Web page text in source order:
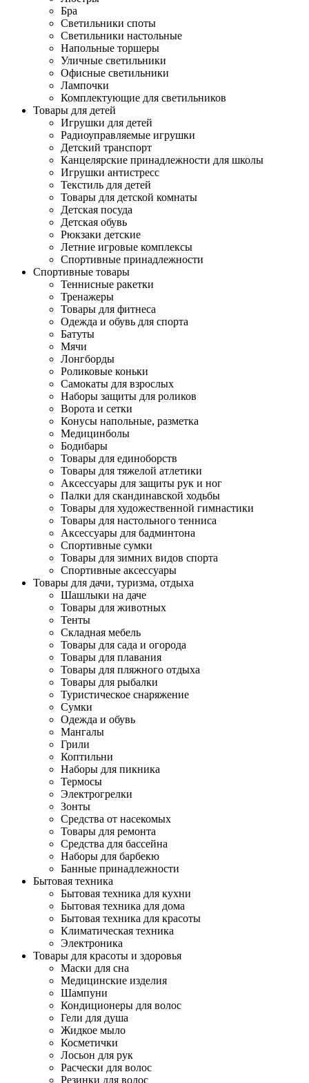
Бра
Светильники споты
Светильники настольные
Напольные торшеры
Уличные светильники
Офисные светильники
Лампочки
Комплектующие для светильников
Товары для детей
Игрушки для детей
Радиоуправляемые игрушки
Детский транспорт
Канцелярские принадлежности для школы
Игрушки антистресс
Текстиль для детей
Товары для детской комнаты
Детская посуда
Детская обувь
Рюкзаки детские
Летние игровые комплексы
Спортивные принадлежности
Спортивные товары
Теннисные ракетки
Тренажеры
Товары для фитнеса
Одежда и обувь для спорта
Батуты
Мячи
Лонгборды
Роликовые коньки
Самокаты для взрослых
Наборы защиты для роликов
Ворота и сетки
Конусы напольные, разметка
Медицинболы
Бодибары
Товары для единоборств
Товары для тяжелой атлетики
Аксессуары для защиты рук и ног
Палки для скандинавской ходьбы
Товары для художественной гимнастики
Товары для настольного тенниса
Аксессуары для бадминтона
Спортивные сумки
Товары для зимних видов спорта
Спортивные аксессуары
Товары для дачи, туризма, отдыха
Шашлыки на даче
Товары для животных
Тенты
Складная мебель
Товары для сада и огорода
Товары для плавания
Товары для пляжного отдыха
Товары для рыбалки
Туристическое снаряжение
Сумки
Одежда и обувь
Мангалы
Грили
Коптильни
Наборы для пикника
Термосы
Электрогрелки
Зонты
Средства от насекомых
Товары для ремонта
Средства для бассейна
Наборы для барбекю
Банные принадлежности
Бытовая техника
Бытовая техника для кухни
Бытовая техника для дома
Бытовая техника для красоты
Климатическая техника
Электроника
Товары для красоты и здоровья
Маски для сна
Медицинские изделия
Шампуни
Кондиционеры для волос
Гели для душа
Жидкое мыло
Косметички
Лосьон для рук
Расчески для волос
Резинки для волос